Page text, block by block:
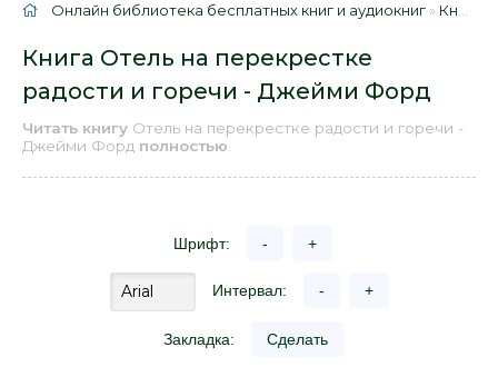
Онлайн библиотека бесплатных книг и аудиокниг » Книги
Книга Отель на перекрестке
радости и горечи - Джейми Форд
Читать книгу Отель на перекрестке радости и горечи -
Джейми Форд полностью
Шрифт: - +
Интервал: - +
Закладка: Сделать